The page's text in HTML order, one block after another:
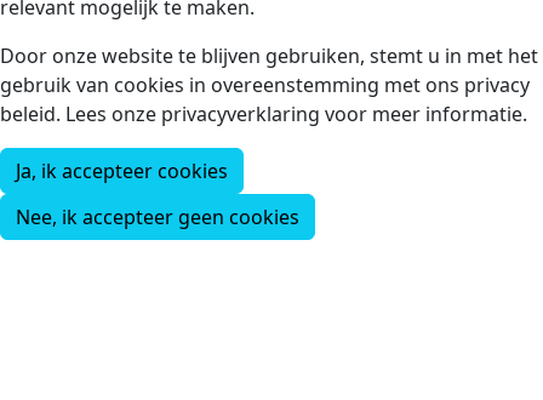
relevant mogelijk te maken.
Door onze website te blijven gebruiken, stemt u in met het
gebruik van cookies in overeenstemming met ons privacy
beleid. Lees onze privacyverklaring voor meer informatie.
Ja, ik accepteer cookies
Nee, ik accepteer geen cookies